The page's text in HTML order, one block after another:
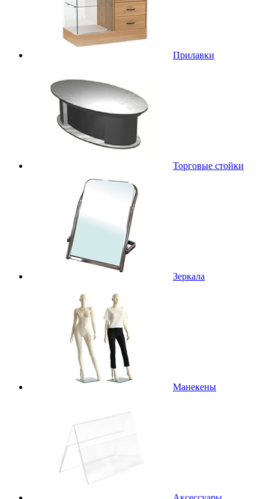
Прилавки
Торговые стойки
Зеркала
Манекены